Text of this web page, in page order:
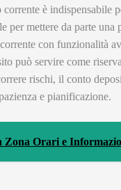
corrente è indispensabile
per mettere da parte una
con funzionalità
può servire come
rischi, il conto
e pianificazione.
Zona Orari e